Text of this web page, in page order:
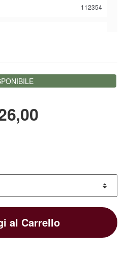
112354
emmanuelef79
contento
al Carrello